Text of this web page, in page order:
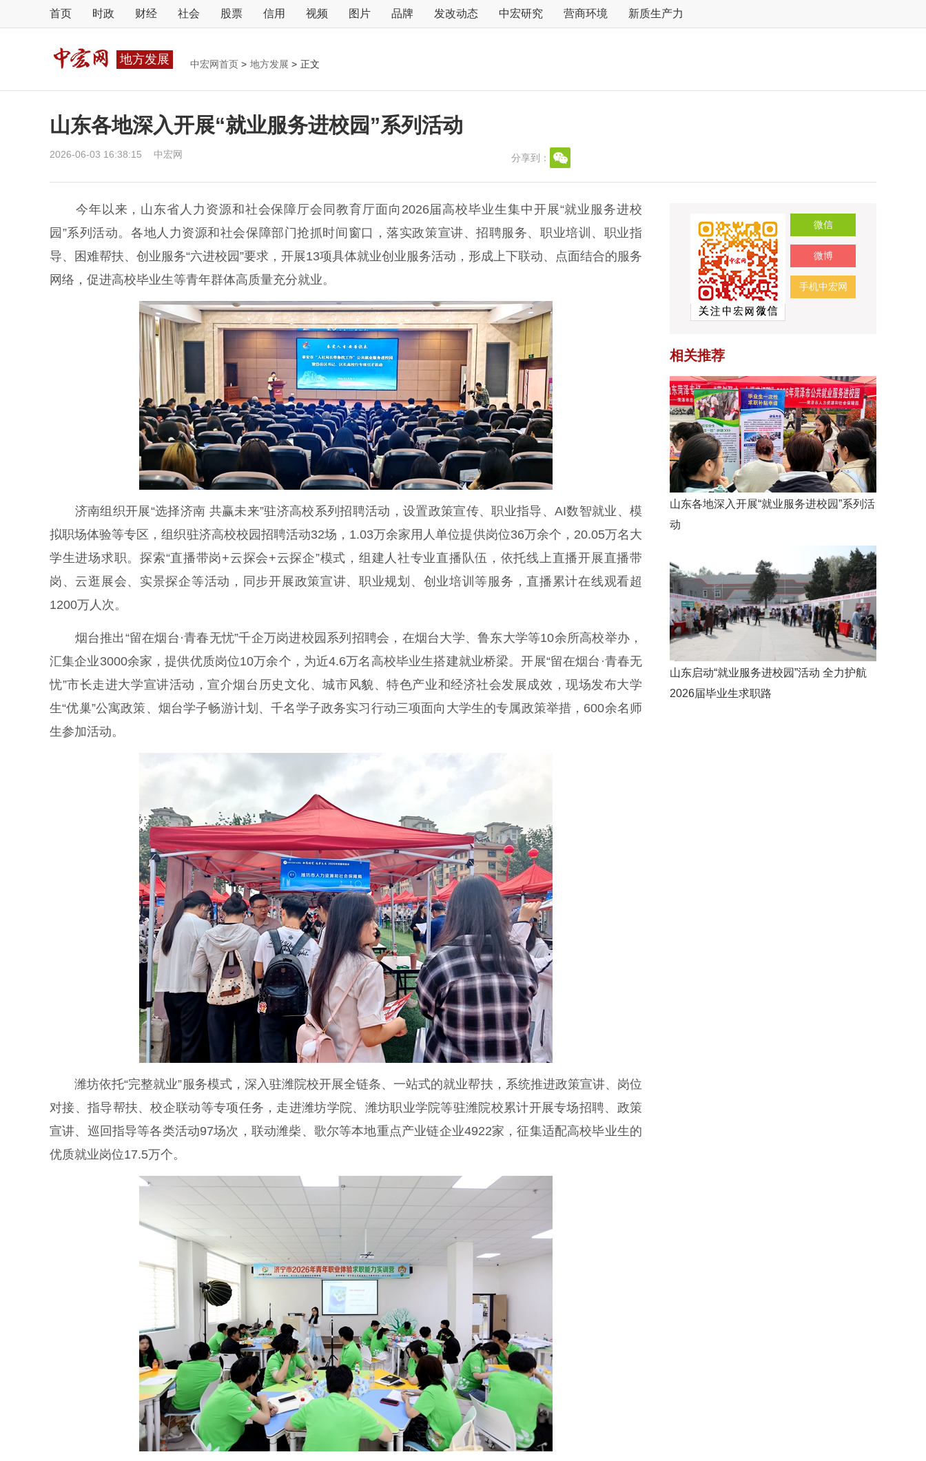
首页 时政 财经 社会 股票 信用 视频 图片 品牌 发改动态 中宏研究 营商环境 新质生产力
地方发展 中宏网首页 > 地方发展 > 正文
山东各地深入开展“就业服务进校园”系列活动
2026-06-03 16:38:15 中宏网 分享到：
今年以来，山东省人力资源和社会保障厅会同教育厅面向2026届高校毕业生集中开展“就业服务进校
园”系列活动。各地人力资源和社会保障部门抢抓时间窗口，落实政策宣讲、招聘服务、职业培训、职业指
导、困难帮扶、创业服务“六进校园”要求，开展13项具体就业创业服务活动，形成上下联动、点面结合的服务
网络，促进高校毕业生等青年群体高质量充分就业。
济南组织开展“选择济南 共赢未来”驻济高校系列招聘活动，设置政策宣传、职业指导、AI数智就业、模
拟职场体验等专区，组织驻济高校校园招聘活动32场，1.03万余家用人单位提供岗位36万余个，20.05万名大
学生进场求职。探索“直播带岗+云探会+云探企”模式，组建人社专业直播队伍，依托线上直播开展直播带
岗、云逛展会、实景探企等活动，同步开展政策宣讲、职业规划、创业培训等服务，直播累计在线观看超
1200万人次。
烟台推出“留在烟台·青春无忧”千企万岗进校园系列招聘会，在烟台大学、鲁东大学等10余所高校举办，
汇集企业3000余家，提供优质岗位10万余个，为近4.6万名高校毕业生搭建就业桥梁。开展“留在烟台·青春无
忧”市长走进大学宣讲活动，宣介烟台历史文化、城市风貌、特色产业和经济社会发展成效，现场发布大学
生“优巢”公寓政策、烟台学子畅游计划、千名学子政务实习行动三项面向大学生的专属政策举措，600余名师
生参加活动。
潍坊依托“完整就业”服务模式，深入驻潍院校开展全链条、一站式的就业帮扶，系统推进政策宣讲、岗位
对接、指导帮扶、校企联动等专项任务，走进潍坊学院、潍坊职业学院等驻潍院校累计开展专场招聘、政策
宣讲、巡回指导等各类活动97场次，联动潍柴、歌尔等本地重点产业链企业4922家，征集适配高校毕业生的
优质就业岗位17.5万个。
微信
微博
手机中宏网
相关推荐
山东各地深入开展“就业服务进校园”系列活
动
山东启动“就业服务进校园”活动 全力护航
2026届毕业生求职路